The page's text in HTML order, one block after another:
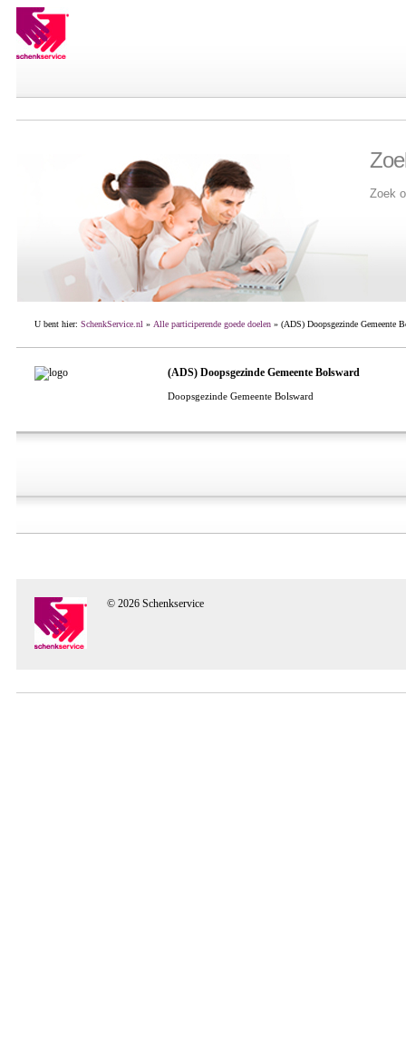
Zoek
U bent hier: SchenkService.nl » Alle participerende goede doelen» (ADS) Doopsgezinde Gemeente
(ADS) Doopsgezinde Gemeente Bolsward
Doopsgezinde Gemeente Bolsward
© 2026 Schenkservice